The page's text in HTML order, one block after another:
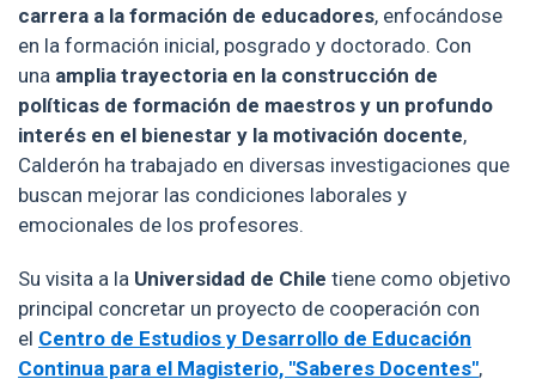
carrera a la formación de educadores, enfocándose
en la formación inicial, posgrado y doctorado. Con
una amplia trayectoria en la construcción de
políticas de formación de maestros y un profundo
interés en el bienestar y la motivación docente,
Calderón ha trabajado en diversas investigaciones que
buscan mejorar las condiciones laborales y
emocionales de los profesores.
Su visita a la Universidad de Chile tiene como objetivo
principal concretar un proyecto de cooperación con
el Centro de Estudios y Desarrollo de Educación
Continua para el Magisterio, "Saberes Docentes",